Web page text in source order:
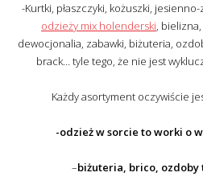
-Kurtki, płaszczyki, kożuszki,
odzieży mix holenderski,
dewocjonalia, zabawki, biżuteria,
brack… tyle tego, że nie jest
Każdy asortyment oczywiście
-odzież w sorcie to worki o
–biżuteria, brico, ozdoby